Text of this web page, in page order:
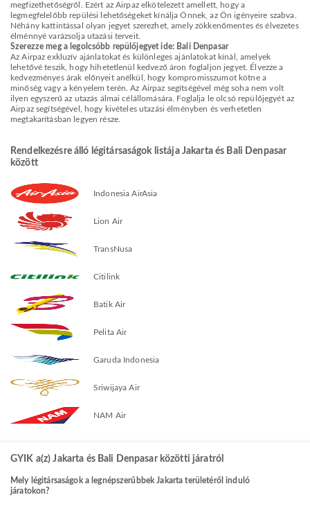
megfizethetőségről. Ezért az Airpaz elkötelezett amellett, hogy a
legmegfelelőbb repülési lehetőségeket kínálja Önnek, az Ön igényeire szabva.
Néhány kattintással olyan jegyet szerezhet, amely zökkenőmentes és élvezetes
élménnyé varázsolja utazási terveit.
Szerezze meg a legolcsóbb repülőjegyet ide: Bali Denpasar
Az Airpaz exkluzív ajánlatokat és különleges ajánlatokat kínál, amelyek
lehetővé teszik, hogy hihetetlenül kedvező áron foglaljon jegyet. Élvezze a
kedvezményes árak előnyeit anélkül, hogy kompromisszumot kötne a
minőség vagy a kényelem terén. Az Airpaz segítségével még soha nem volt
ilyen egyszerű az utazás álmai célállomására. Foglalja le olcsó repülőjegyét az
Airpaz segítségével, hogy kivételes utazási élményben és verhetetlen
megtakarításban legyen része.
Rendelkezésre álló légitársaságok listája Jakarta és Bali Denpasar
között
Indonesia AirAsia
Lion Air
TransNusa
Citilink
Batik Air
Pelita Air
Garuda Indonesia
Sriwijaya Air
NAM Air
GYIK a(z) Jakarta és Bali Denpasar közötti járatról
Mely légitársaságok a legnépszerűbbek Jakarta területéről induló
járatokon?